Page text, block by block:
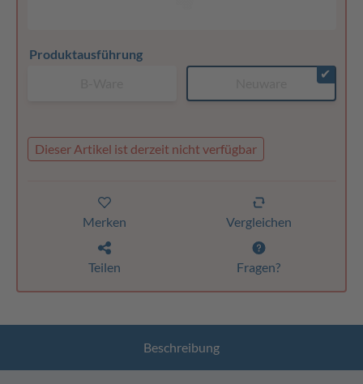
Produktausführung
✔
Dieser Artikel ist derzeit nicht verfügbar
Merken Vergleichen
Teilen Fragen?
Beschreibung